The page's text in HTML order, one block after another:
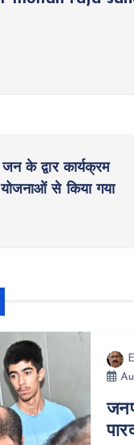
के द्वार कार्यक्रम
से किया गया